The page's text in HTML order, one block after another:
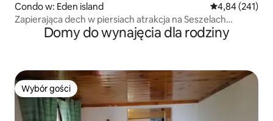
Condo w: Eden island Średnia
4,84 (241)
Zapierająca dech w piersiach atrakcja na Seszelach
Świetna lokalizacja.
Domy do wynajęcia dla rodziny
Wybór gości
Wybór gości